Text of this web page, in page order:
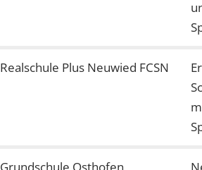
Realschule Plus Neuwied FCSN